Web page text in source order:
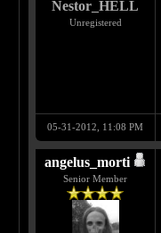
Nestor_HELL
Unregistered
05-31-2012, 11:08 PM
angelus_morti
Senior Member